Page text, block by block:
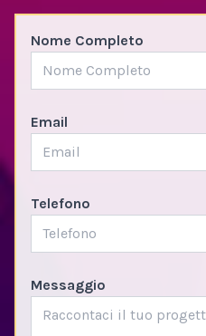
Nome Completo
Email
Telefono
Messaggio